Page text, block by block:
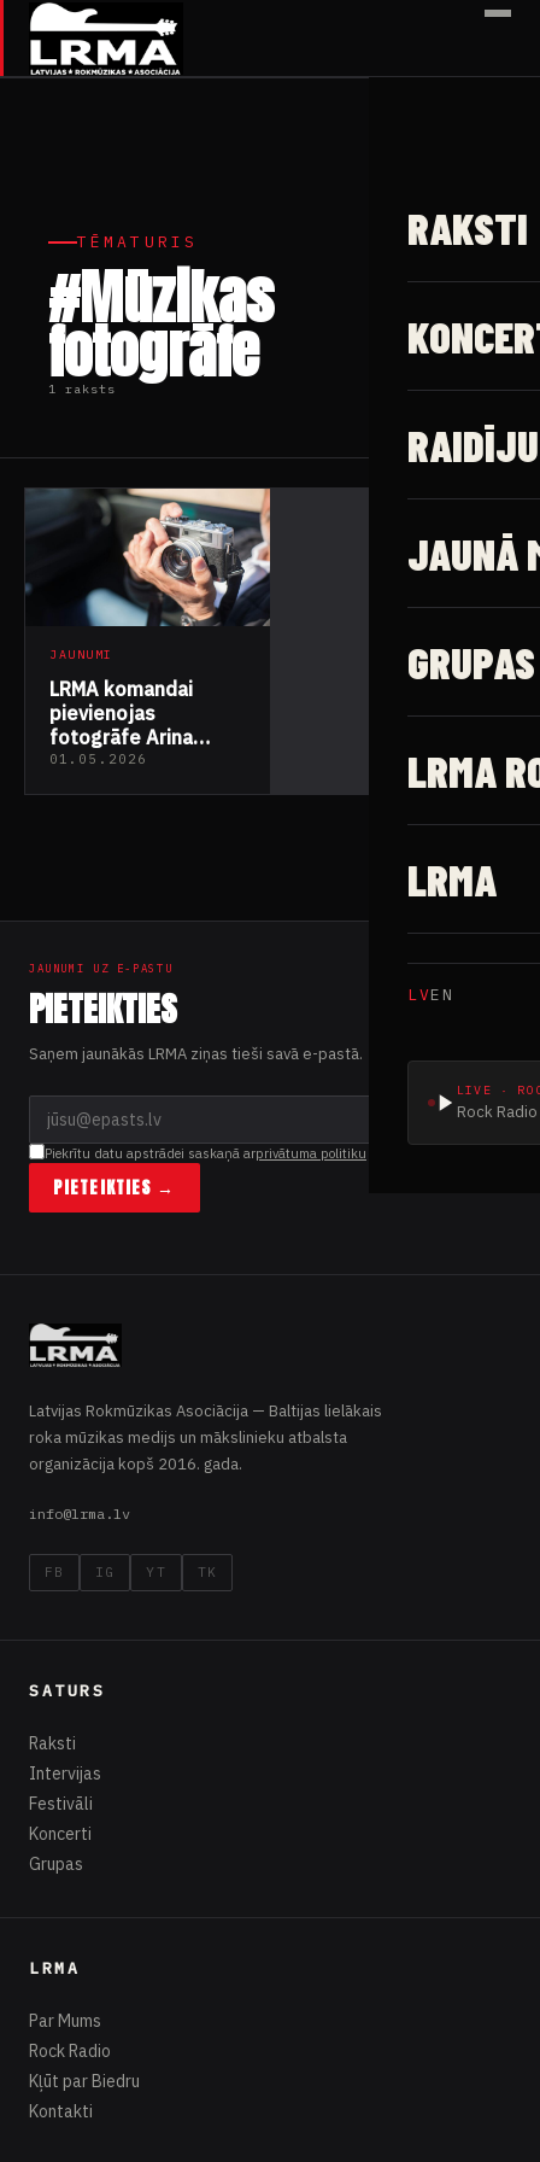
✕
RAKSTI
JAUNĀ
GRUPAS
LRMA
LRMA
LVEN
LIVE ·
Rock
TĒMATURIS
#Mūzikas
fotogrāfe
1 raksts
JAUNUMI
LRMA komandai
pievienojas
fotogrāfe Arina
Belova
01.05.2026
JAUNUMI UZ E-PASTU
PIETEIKTIES
Saņem jaunākās LRMA ziņas tieši savā e-pastā.
Piekrītu datu apstrādei saskaņā arprivātuma politiku
PIETEIKTIES →
Latvijas Rokmūzikas Asociācija — Baltijas lielākais
roka mūzikas medijs un mākslinieku atbalsta
organizācija kopš 2016. gada.
info@lrma.lv
FB IG YT TK
SATURS
Raksti
Intervijas
Festivāli
Koncerti
Grupas
LRMA
Par Mums
Rock Radio
Kļūt par Biedru
Kontakti